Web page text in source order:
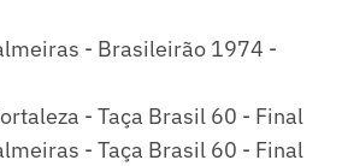
- Brasileirão 1974 -
- Taça Brasil 60 - Final
- Taça Brasil 60 - Final